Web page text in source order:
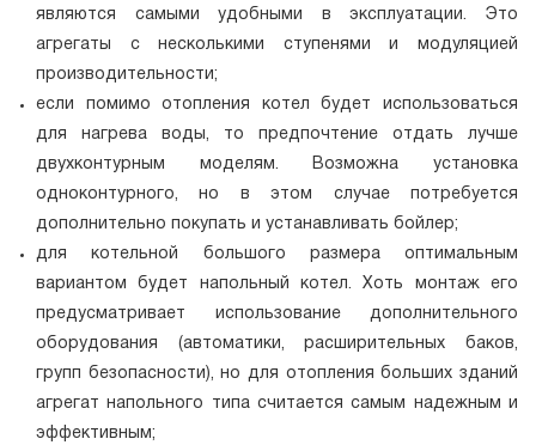
являются самыми удобными в эксплуатации. Это
агрегаты с несколькими ступенями и модуляцией
производительности;
если помимо отопления котел будет использоваться
для нагрева воды, то предпочтение отдать лучше
двухконтурным моделям. Возможна установка
одноконтурного, но в этом случае потребуется
дополнительно покупать и устанавливать бойлер;
для котельной большого размера оптимальным
вариантом будет напольный котел. Хоть монтаж его
предусматривает использование дополнительного
оборудования (автоматики, расширительных баков,
групп безопасности), но для отопления больших зданий
агрегат напольного типа считается самым надежным и
эффективным;